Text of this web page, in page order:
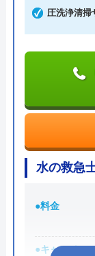
さらに最短
対応を強みと
ります。
創業21年の
っており、豊
圧洗浄清掃
水の救急
●料金
●キャンペー